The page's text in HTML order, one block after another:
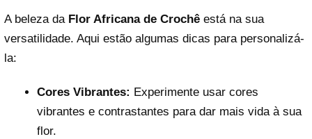
A beleza da Flor Africana de Crochê está na sua
versatilidade. Aqui estão algumas dicas para personalizá-
la:
Cores Vibrantes: Experimente usar cores
vibrantes e contrastantes para dar mais vida à sua
flor.